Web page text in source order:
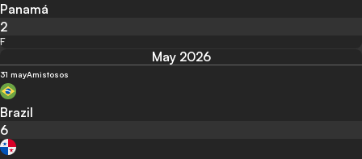
Panamá
2
F
May 2026
31 mayAmistosos
Brazil
6